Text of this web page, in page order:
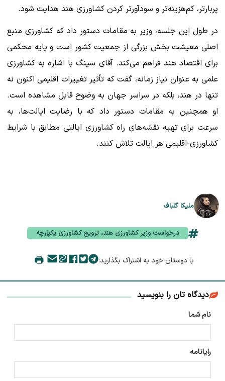
پربارتر، کم‌هزینه‌تر و سودآورتر کردن کشاورزی هند هدایت شود.
در طول این جلسه، وزیر به مقامات دستور داد که کشاورزی منبع
اصلی معیشت بخش بزرگی از جمعیت کشور است و پایه محکمی
برای اقتصاد هند فراهم می‌کند. آقای سینگ با اشاره به کشاورزی
علمی به عنوان نیاز زمانه، گفت که تأثیر تغییرات اقلیمی اکنون نه
تنها در هند، بلکه در سراسر جهان به وضوح قابل مشاهده است.
او همچنین به مقامات دستور داد که با رضایت ایالت‌ها، به
سرعت برای تهیه نقشه‌های راه کشاورزی ایالتی مطابق با شرایط
کشاورزی-اقلیمی هر ایالت تلاش کنند.
ملیکا گلباف
درخواست وزیر کشاورزی هند، ترویج کشاورزی یکپارچه
با دوستان خود به اشتراک بگذارید:
دیدگاه تان را بنویسید
نام شما
رایانامه